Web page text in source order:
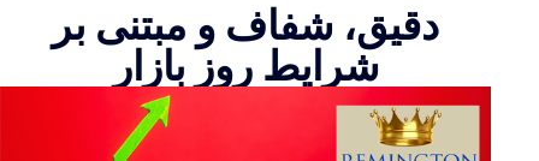
دقیق، شفاف و مبتنی بر
شرایط روز بازار